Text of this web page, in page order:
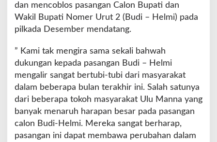
r
s
t
R
a
p
a
t
k
a
n
a
dan mencoblos pasangan Calon Bupati dan
Wakil Bupati Nomer Urut 2 (Budi – Helmi) pada
pilkada Desember mendatang.
” Kami tak mengira sama sekali bahwah
dukungan kepada pasangan Budi – Helmi
mengalir sangat bertubi-tubi dari masyarakat
dalam beberapa bulan terakhir ini. Salah satunya
dari beberapa tokoh masyarakat Ulu Manna yang
banyak menaruh harapan besar pada pasangan
calon Budi-Helmi. Mereka sangat berharap,
pasangan ini dapat membawa perubahan dalam